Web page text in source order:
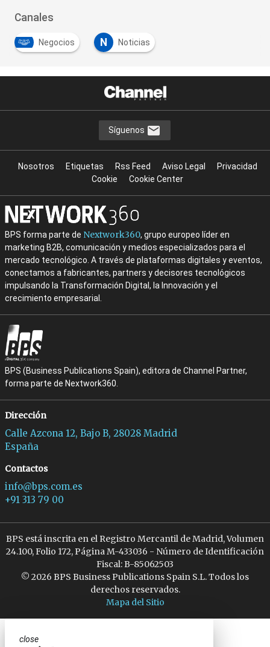
Canales
Negocios N Noticias
Síguenos
Nosotros Etiquetas Rss Feed Aviso Legal
Privacidad
Cookie
Cookie Center
BPS forma parte de Nextwork360, grupo europeo líder en
marketing B2B, comunicación y medios especializados para el
mercado tecnológico. A través de plataformas digitales y eventos,
conectamos a fabricantes, partners y decisores tecnológicos
impulsando la Transformación Digital, la Innovación y el
crecimiento empresarial.
BPS (Business Publications Spain), editora de Channel Partner,
forma parte de Nextwork360.
Dirección
Calle Azcona 12, Bajo B, 28028 Madrid
España
Contactos
info@bps.com.es
+91 313 79 00
BPS está inscrita en el Registro Mercantil de Madrid, Volumen
24.100, Folio 172, Página M-433036 - Número de Identificación
Fiscal: B-85062503
© 2026 BPS Business Publications Spain S.L. Todos los
derechos reservados.
Mapa del Sitio
close